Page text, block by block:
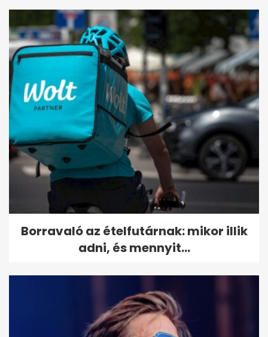
Borravaló az ételfutárnak: mikor illik
adni, és mennyit...